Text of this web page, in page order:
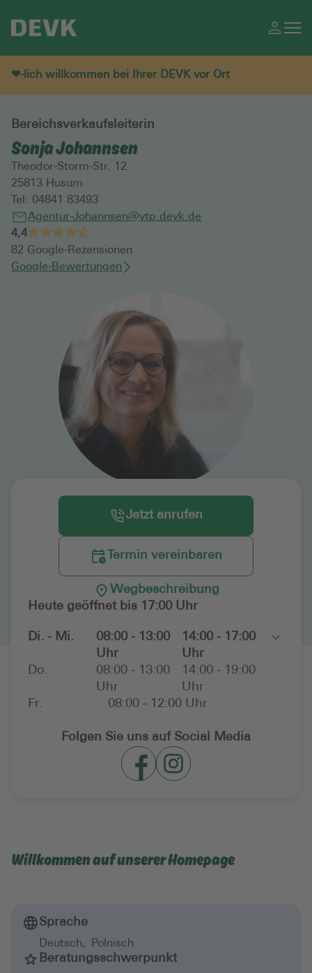
❤-lich willkommen bei Ihrer DEVK vor Ort
Bereichsverkaufsleiterin
Sonja Johannsen
Theodor-Storm-Str. 12
25813 Husum
Tel: 04841 83493
Agentur-Johannsen@vtp.devk.de
4,4
82 Google-Rezensionen
Google-Bewertungen
Jetzt anrufen
Termin vereinbaren
Wegbeschreibung
Heute geöffnet bis 17:00 Uhr
Di. - Mi.
08:00 - 13:00
Uhr
14:00 - 17:00
Uhr
Do.
08:00 - 13:00
Uhr
14:00 - 19:00
Uhr
Fr.
08:00 - 12:00 Uhr
Toggle
Folgen Sie uns auf Social Media
Willkommen auf unserer Homepage
Sprache
Deutsch, Polnisch
Beratungsschwerpunkt